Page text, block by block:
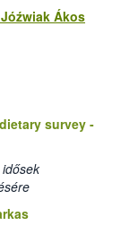
Jóźwiak Ákos
survey -